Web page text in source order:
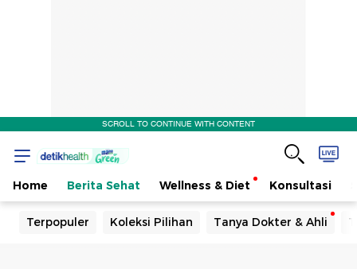
SCROLL TO CONTINUE WITH CONTENT
Home Berita Sehat Wellness & Diet Konsultasi
Terpopuler Koleksi Pilihan Tanya Dokter & Ahli